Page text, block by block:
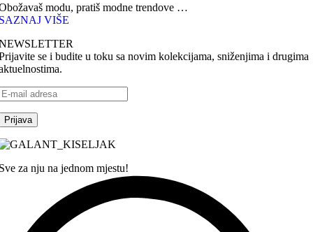
modu, pratiš modne trendove …
VIŠE
se i budite u toku sa novim kolekcijama, sniženjima i drugima
za nju na jednom mjestu!